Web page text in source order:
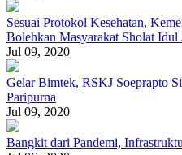
Sesuai Protokol Kesehatan,
Bolehkan Masyarakat Sholat
Jul 09, 2020
Gelar Bimtek, RSKJ Soeprapto
Paripurna
Jul 09, 2020
Bangkit dari Pandemi,